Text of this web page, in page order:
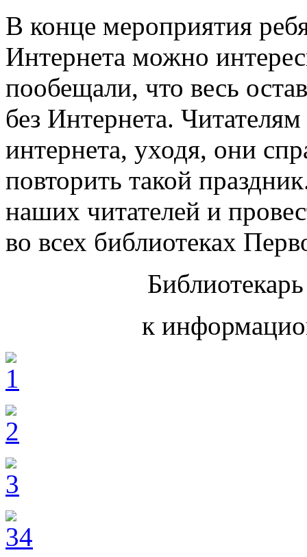
В конце мероприятия
Интернета можно
пообещали, что весь
без Интернета.
интернета, уходя, они
повторить такой
наших читателей и
во всех библиотеках
к